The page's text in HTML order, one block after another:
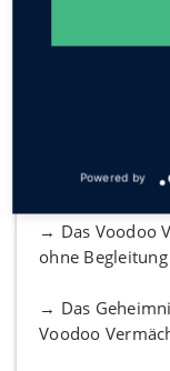
→ mit 2–6
→ Das
ohne Begleitung
→ Das Voodoo
ohne Begleitung
→ Das
Voodoo
Powered by